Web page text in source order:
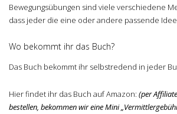
Bewegungsübungen sind viele verschiedene
dass jeder die eine oder andere passende
Wo bekommt ihr das Buch?
Das Buch bekommt ihr selbstredend in jeder
Hier findet ihr das Buch auf Amazon: (per
bestellen, bekommen wir eine Mini